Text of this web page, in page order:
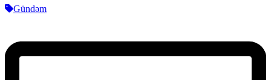
Gündəm